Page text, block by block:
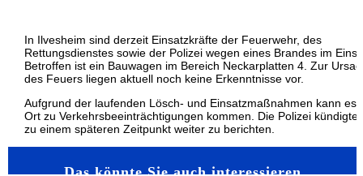
In Ilvesheim sind derzeit Einsatzkräfte der Feuerwehr, des
Rettungsdienstes sowie der Polizei wegen eines Brandes im
Betroffen ist ein Bauwagen im Bereich Neckarplatten 4. Zur
des Feuers liegen aktuell noch keine Erkenntnisse vor.
Aufgrund der laufenden Lösch- und Einsatzmaßnahmen kann es
Ort zu Verkehrsbeeinträchtigungen kommen. Die Polizei kündigte
zu einem späteren Zeitpunkt weiter zu berichten.
Das könnte Sie auch interessieren…